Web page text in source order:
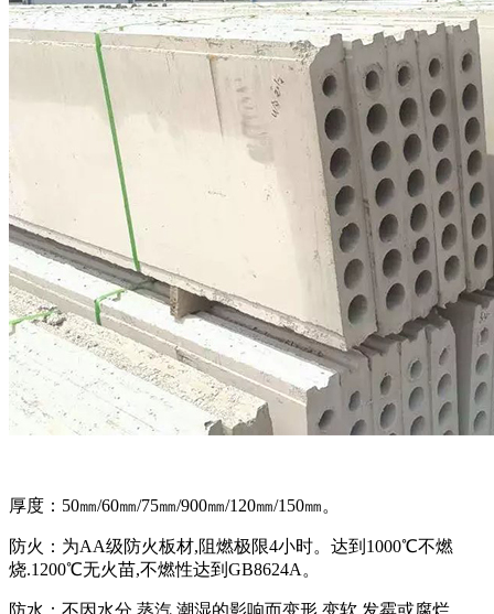
厚度：50㎜/60㎜/75㎜/900㎜/120㎜/150㎜。
防火：为AA级防火板材,阻燃极限4小时。达到1000℃不燃
烧.1200℃无火苗,不燃性达到GB8624A。
防水：不因水分,蒸汽,潮湿的影响而变形,变软,发霉或腐烂。